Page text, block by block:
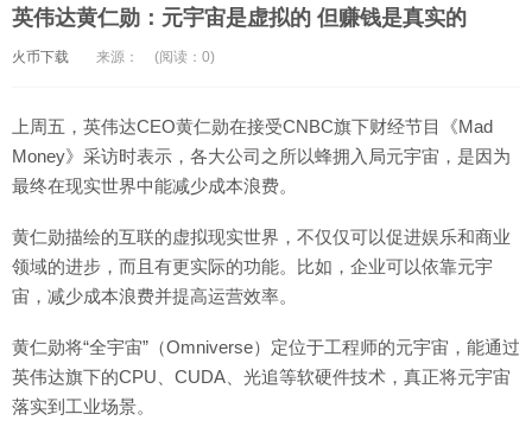
英伟达黄仁勋：元宇宙是虚拟的 但赚钱是真实的
火币下载 来源： (阅读：0)
上周五，英伟达CEO黄仁勋在接受CNBC旗下财经节目《Mad
Money》采访时表示，各大公司之所以蜂拥入局元宇宙，是因为
最终在现实世界中能减少成本浪费。
黄仁勋描绘的互联的虚拟现实世界，不仅仅可以促进娱乐和商业
领域的进步，而且有更实际的功能。比如，企业可以依靠元宇
宙，减少成本浪费并提高运营效率。
黄仁勋将“全宇宙”（Omniverse）定位于工程师的元宇宙，能通过
英伟达旗下的CPU、CUDA、光追等软硬件技术，真正将元宇宙
落实到工业场景。